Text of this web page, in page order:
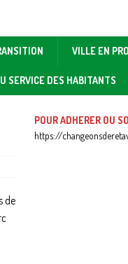
VILLE EN
SERVICE DES HABITANTS
de
POUR ADHERER OU
https://